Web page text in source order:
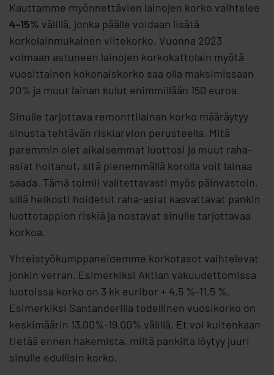
Kauttamme myönnettävien lainojen korko vaihtelee
4-15% välillä, jonka päälle voidaan lisätä
korkolainmukainen viitekorko. Vuonna 2023
voimaan astuneen lainojen korkokattolain myötä
vuosittainen kokonaiskorko saa olla maksimissaan
20% ja muut lainan kulut enimmillään 150 euroa.
Sinulle tarjottava remonttilainan korko määräytyy
sinusta tehtävän riskiarvion perusteella. Mitä
paremmin olet aikaisemmat luottosi ja muut raha-
asiat hoitanut, sitä pienemmällä korolla voit lainaa
saada. Tämä toimii valitettavasti myös päinvastoin,
sillä heikosti hoidetut raha-asiat kasvattavat pankin
luottotappion riskiä ja nostavat sinulle tarjottavaa
korkoa.
Yhteistyökumppaneidemme korkotasot vaihtelevat
jonkin verran. Esimerkiksi Aktian vakuudettomissa
luotoissa korko on 3 kk euribor + 4,5 %-11,5 %.
Esimerkiksi Santanderilla todellinen vuosikorko on
keskimäärin 13,00%-19,00% välillä. Et voi kuitenkaan
tietää ennen hakemista, miltä pankilta löytyy juuri
sinulle edullisin korko.